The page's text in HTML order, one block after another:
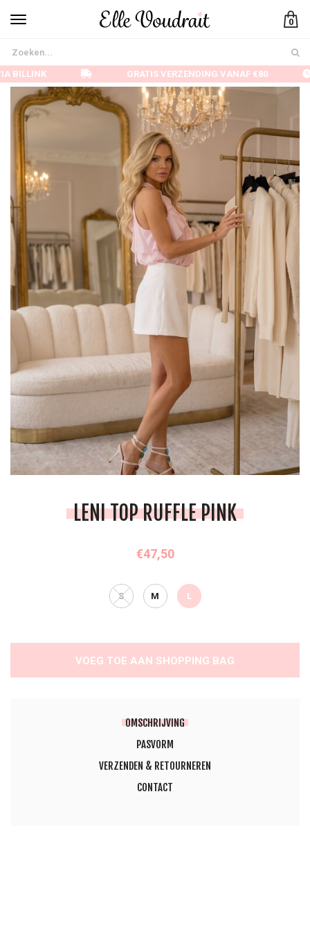
0
BILLINK GRATIS VERZENDING VANAF €80
LENI TOP RUFFLE PINK
€47,50
OMSCHRIJVING
PASVORM
VERZENDEN & RETOURNEREN
CONTACT
S M L
VOEG TOE AAN SHOPPING BAG